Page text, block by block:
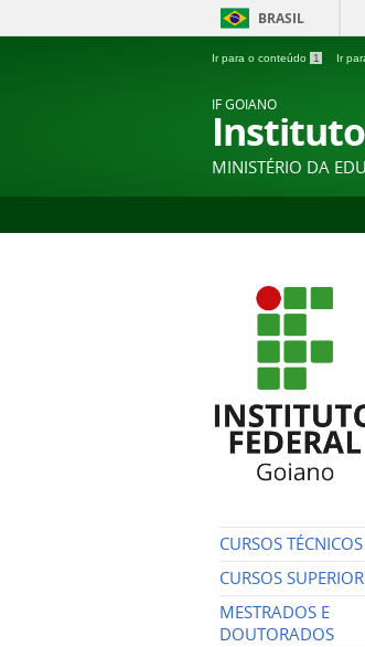
BRASIL
Ir para o conteúdo 1 Ir
IF GOIANO
MINISTÉRIO DA
CURSOS TÉCNICOS
CURSOS
MESTRADOS E
DOUTORADOS